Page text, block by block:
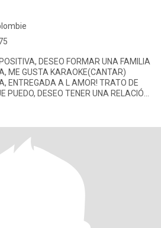
DESEO FORMAR UNA FAMILIA
ME GUSTA KARAOKE(CANTAR)
ENTREGADA A L AMOR! TRATO DE
UNA RELACIÓN